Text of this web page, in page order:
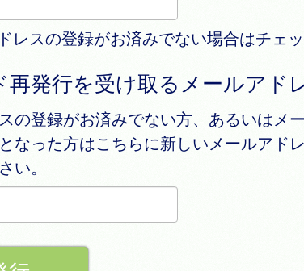
レスの登録がお済みでない場合はチェ
再発行を受け取るメールアド
の登録がお済みでない方、あるいはメ
なった方はこちらに新しいメールアド
い。